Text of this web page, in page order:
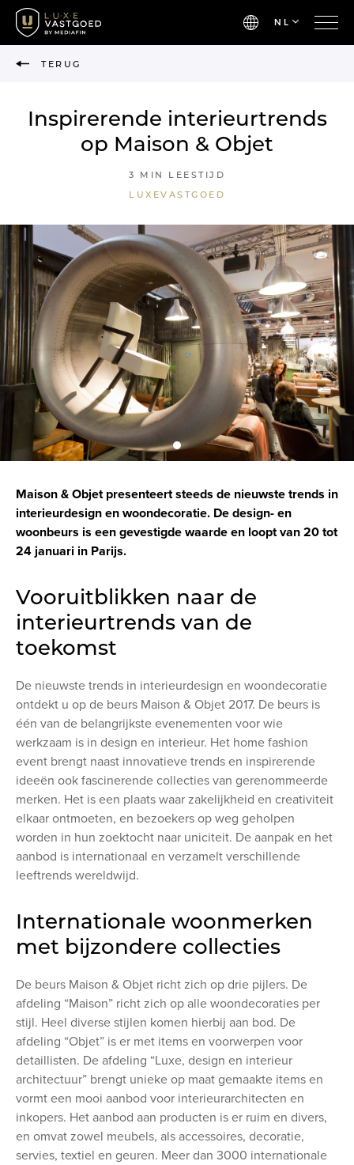
NL
TERUG
Inspirerende interieurtrends
op Maison & Objet
3 MIN LEESTIJD
LUXEVASTGOED
Maison & Objet presenteert steeds de nieuwste trends in
interieurdesign en woondecoratie. De design- en
woonbeurs is een gevestigde waarde en loopt van 20 tot
24 januari in Parijs.
Vooruitblikken naar de
interieurtrends van de
toekomst
De nieuwste trends in interieurdesign en woondecoratie
ontdekt u op de beurs Maison & Objet 2017. De beurs is
één van de belangrijkste evenementen voor wie
werkzaam is in design en interieur. Het home fashion
event brengt naast innovatieve trends en inspirerende
ideeën ook fascinerende collecties van gerenommeerde
merken. Het is een plaats waar zakelijkheid en creativiteit
elkaar ontmoeten, en bezoekers op weg geholpen
worden in hun zoektocht naar uniciteit. De aanpak en het
aanbod is internationaal en verzamelt verschillende
leeftrends wereldwijd.
Internationale woonmerken
met bijzondere collecties
De beurs Maison & Objet richt zich op drie pijlers. De
afdeling “Maison” richt zich op alle woondecoraties per
stijl. Heel diverse stijlen komen hierbij aan bod. De
afdeling “Objet” is er met items en voorwerpen voor
detaillisten. De afdeling “Luxe, design en interieur
architectuur” brengt unieke op maat gemaakte items en
vormt een mooi aanbod voor interieurarchitecten en
inkopers. Het aanbod aan producten is er ruim en divers,
en omvat zowel meubels, als accessoires, decoratie,
servies, textiel en geuren. Meer dan 3000 internationale